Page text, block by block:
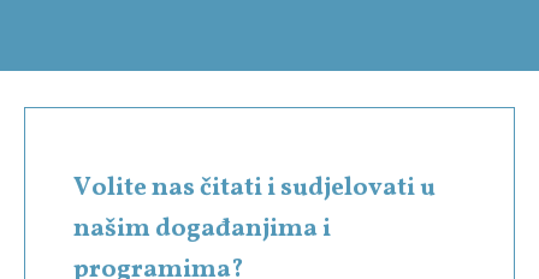
Volite nas čitati i sudjelovati u
našim događanjima i
programima?